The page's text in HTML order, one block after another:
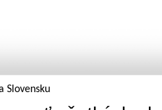
Slovensku